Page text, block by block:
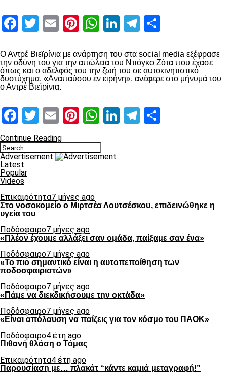
Facebook
Twitter
EmailPinterest
WhatsApp
LinkedIn
Telegram
Ο Αντρέ Βιεϊρίνια με ανάρτηση του στα social media εξέφρασε
την οδύνη του για την απώλεια του Ντιόγκο Ζότα που έχασε
όπως και ο αδελφός του την ζωή του σε αυτοκινητιστικό
δυστύχημα. «Αναπαύσου εν ειρήνη», ανέφερε στο μήνυμά του
ο Αντρέ Βιεϊρίνια.
Facebook
Twitter
EmailPinterest
WhatsApp
LinkedIn
Telegram
Continue Reading
Advertisement
Latest
Popular
Videos
Επικαιρότητα7 μήνες ago
Στο νοσοκομείο ο Μιρτσέα Λουτσέσκου, επιδεινώθηκε η
υγεία του
Ποδόσφαιρο7 μήνες ago
«Πλέον έχουμε αλλάξει σαν ομάδα, παίξαμε σαν ένα»
Ποδόσφαιρο7 μήνες ago
«Το πιο σημαντικό είναι η αυτοπεποίθηση των
ποδοσφαιριστών»
Ποδόσφαιρο7 μήνες ago
«Πάμε να διεκδικήσουμε την οκτάδα»
Ποδόσφαιρο7 μήνες ago
«Είναι απόλαυση να παίζεις για τον κόσμο του ΠΑΟΚ»
Ποδόσφαιρο4 έτη ago
Πιθανή θλάση ο Τόμας
Επικαιρότητα4 έτη ago
Παρουσίαση με… πλακάτ “κάντε καμιά μεταγραφή!”